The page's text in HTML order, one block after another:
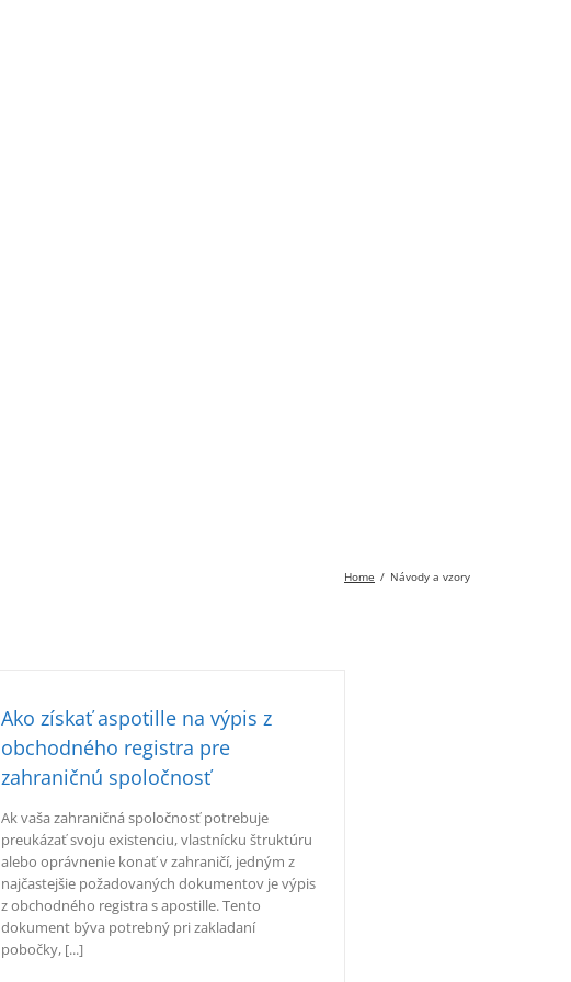
Home Návody a vzory
Ako získať aspotille na výpis z
obchodného registra pre
zahraničnú spoločnosť
Ak vaša zahraničná spoločnosť potrebuje
preukázať svoju existenciu, vlastnícku štruktúru
alebo oprávnenie konať v zahraničí, jedným z
najčastejšie požadovaných dokumentov je výpis
z obchodného registra s apostille. Tento
dokument býva potrebný pri zakladaní
pobočky, [...]